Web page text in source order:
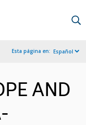
Esta página en: Español
AND